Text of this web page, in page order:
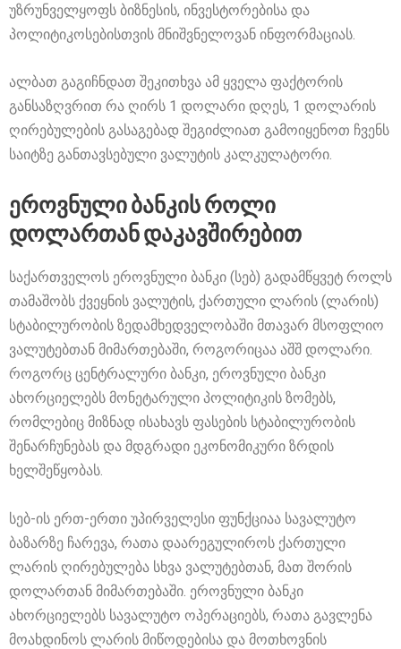
უზრუნველყოფს ბიზნესის, ინვესტორებისა და
პოლიტიკოსებისთვის მნიშვნელოვან ინფორმაციას.
ალბათ გაგიჩნდათ შეკითხვა ამ ყველა ფაქტორის
განსაზღვრით რა ღირს 1 დოლარი დღეს, 1 დოლარის
ღირებულების გასაგებად შეგიძლიათ გამოიყენოთ ჩვენს
საიტზე განთავსებული ვალუტის კალკულატორი.
ეროვნული ბანკის როლი
დოლართან დაკავშირებით
საქართველოს ეროვნული ბანკი (სებ) გადამწყვეტ როლს
თამაშობს ქვეყნის ვალუტის, ქართული ლარის (ლარის)
სტაბილურობის ზედამხედველობაში მთავარ მსოფლიო
ვალუტებთან მიმართებაში, როგორიცაა აშშ დოლარი.
როგორც ცენტრალური ბანკი, ეროვნული ბანკი
ახორციელებს მონეტარული პოლიტიკის ზომებს,
რომლებიც მიზნად ისახავს ფასების სტაბილურობის
შენარჩუნებას და მდგრადი ეკონომიკური ზრდის
ხელშეწყობას.
სებ-ის ერთ-ერთი უპირველესი ფუნქციაა სავალუტო
ბაზარზე ჩარევა, რათა დაარეგულიროს ქართული
ლარის ღირებულება სხვა ვალუტებთან, მათ შორის
დოლართან მიმართებაში. ეროვნული ბანკი
ახორციელებს სავალუტო ოპერაციებს, რათა გავლენა
მოახდინოს ლარის მიწოდებისა და მოთხოვნის